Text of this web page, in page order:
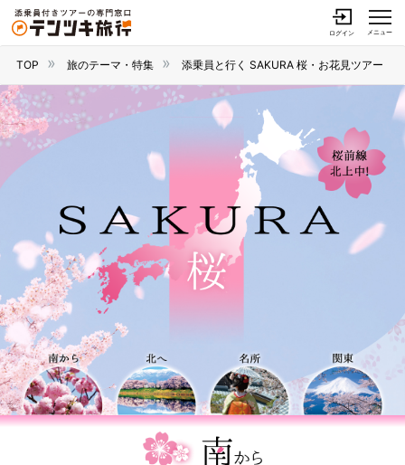
ログイン メニュー
TOP 旅のテーマ・特集 添乗員と行く SAKURA 桜・お花見ツアー